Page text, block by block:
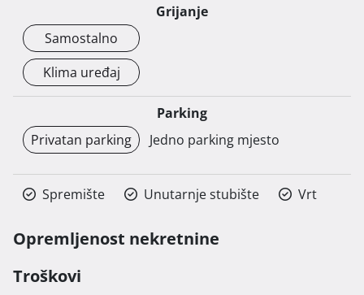
Grijanje
Samostalno
Klima uređaj
Parking
Privatan parking
Jedno parking mjesto
Spremište Unutarnje stubište Vrt
Opremljenost nekretnine
Troškovi